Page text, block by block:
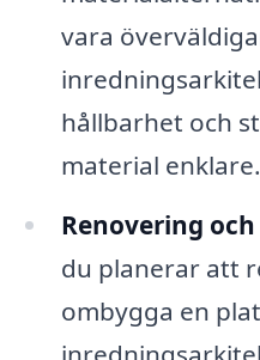
vara
hållbarhet och
material enklare.
Renovering
du planerar att
ombygga en